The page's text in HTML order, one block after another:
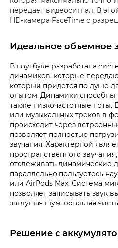
передает видеосигнал. В
HD-камера FaceTime с
Идеальное объемное
В ноутбуке разработана
динамиков, которые
который придется по душе
опытом. Динамики способны
также низкочастотные
или музыкальных треков в
происходит через
позволяет полностью
звучания. Характерной
пространственного
отслеживать динамические
параллельно пользуетесь
или AirPods Max. Система
позволяет записывать звук
заглушая шум, оставляя
Решение с